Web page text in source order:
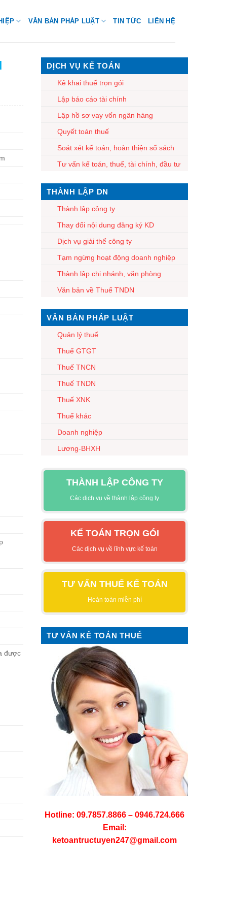
VĂN BẢN PHÁP LUẬT TIN TỨC LIÊN HỆ
được
DỊCH VỤ KẾ TOÁN
Kê khai thuế trọn gói
Lập báo cáo tài chính
Lập hồ sơ vay vốn ngân hàng
Quyết toán thuế
Soát xét kế toán, hoàn thiện sổ sách
Tư vấn kế toán, thuế, tài chính, đầu tư
THÀNH LẬP DN
Thành lập công ty
Thay đổi nội dung đăng ký KD
Dịch vụ giải thể công ty
Tạm ngừng hoạt động doanh nghiệp
Thành lập chi nhánh, văn phòng
Văn bản về Thuế TNDN
VĂN BẢN PHÁP LUẬT
Quản lý thuế
Thuế GTGT
Thuế TNCN
Thuế TNDN
Thuế XNK
Thuế khác
Doanh nghiệp
Lương-BHXH
THÀNH LẬP CÔNG TY
Các dịch vụ về thành lập công ty
KẾ TOÁN TRỌN GÓI
Các dịch vụ về lĩnh vực kế toán
TƯ VẤN THUẾ KẾ TOÁN
Hoàn toàn miễn phí
TƯ VẤN KẾ TOÁN THUẾ
Hotline: 09.7857.8866 – 0946.724.666
Email:
ketoantructuyen247@gmail.com